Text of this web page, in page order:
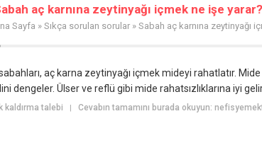
aç karnına zeytinyağı içmek ne işe yarar?
Sayfa » Sıkça sorulan sorular » Sabah aç karnına zeytinyağı
aç karna zeytinyağı içmek mideyi rahatlatır.
dengeler. Ülser ve reflü gibi mide rahatsızlıklarına iyi
kaldırma talebi | Cevabın tamamını burada okuyun: